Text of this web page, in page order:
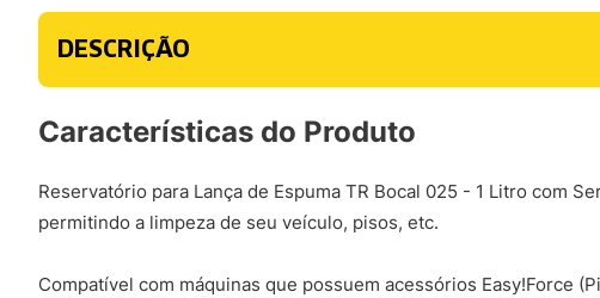
DESCRIÇÃO
Características do Produto
Reservatório para Lança de Espuma TR Bocal 025 - 1 Litro com
permitindo a limpeza de seu veículo, pisos, etc.
Compatível com máquinas que possuem acessórios Easy!Force